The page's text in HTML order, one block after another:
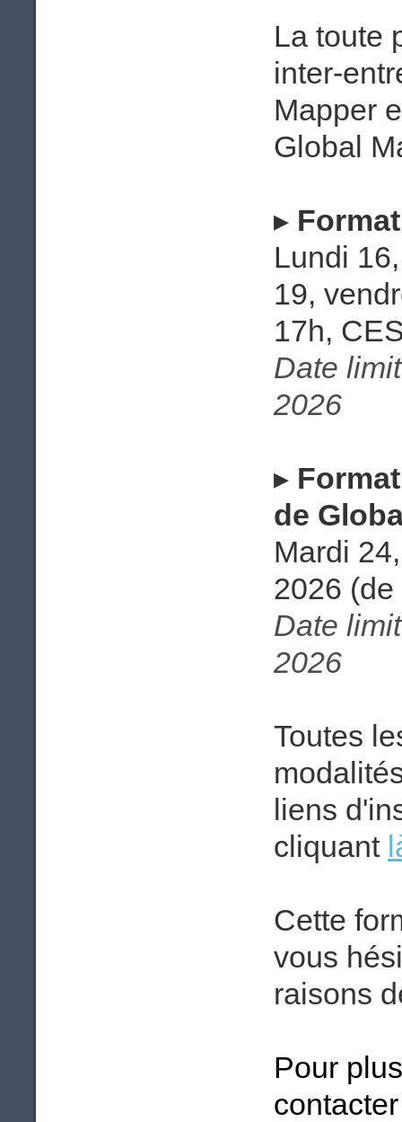
La toute
inter-
Mapper
Global
▸
Lundi
19,
17h,
Date
2026
▸
de
Mardi
2026
Date
2026
Toutes
liens
cliquant
Cette
vous
raisons
Pour